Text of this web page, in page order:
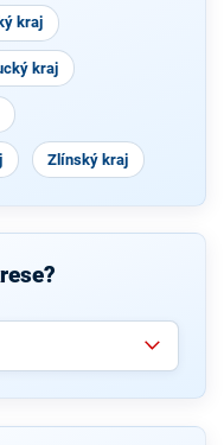
kraj
kraj
Zlínský kraj